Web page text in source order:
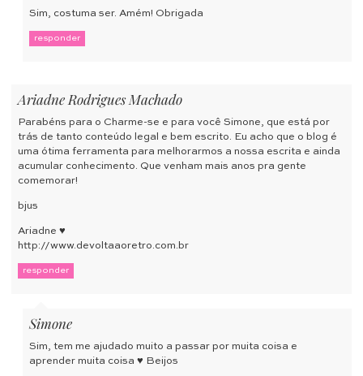
Sim, costuma ser. Amém! Obrigada
responder
Ariadne Rodrigues Machado
Parabéns para o Charme-se e para você Simone, que está por
trás de tanto conteúdo legal e bem escrito. Eu acho que o blog é
uma ótima ferramenta para melhorarmos a nossa escrita e ainda
acumular conhecimento. Que venham mais anos pra gente
comemorar!
bjus
Ariadne ♥
http://www.devoltaaoretro.com.br
responder
Simone
Sim, tem me ajudado muito a passar por muita coisa e
aprender muita coisa ♥ Beijos